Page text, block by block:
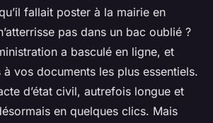
fallait poster à la mairie en
pas dans un bac oublié ?
a basculé en ligne, et
à vos documents les plus essentiels.
d’état civil, autrefois longue et
en quelques clics. Mais